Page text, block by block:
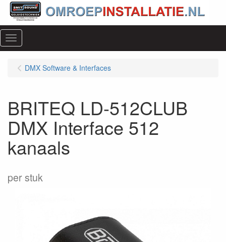
Menu
DMX Software & Interfaces
BRITEQ LD-512CLUB
DMX Interface 512
kanaals
per stuk